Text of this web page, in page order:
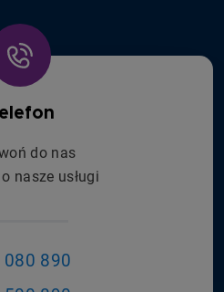
do nas
nasze usługi
080 890